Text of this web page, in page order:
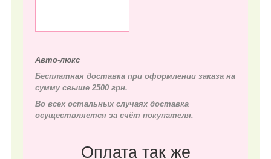
Авто-люкс
Бесплатная доставка при оформлении заказа на
сумму свыше 2500 грн.
Во всех остальных случаях доставка
осуществляется за счёт покупателя.
Оплата так же